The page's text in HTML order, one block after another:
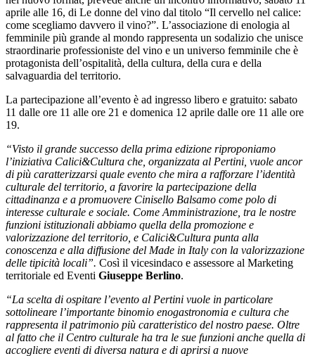
aprile alle 16, di Le donne del vino dal titolo “Il cervello nel calice:
come scegliamo davvero il vino?”. L’associazione di enologia al
femminile più grande al mondo rappresenta un sodalizio che unisce
straordinarie professioniste del vino e un universo femminile che è
protagonista dell’ospitalità, della cultura, della cura e della
salvaguardia del territorio.
La partecipazione all’evento è ad ingresso libero e gratuito: sabato
11 dalle ore 11 alle ore 21 e domenica 12 aprile dalle ore 11 alle ore
19.
“Visto il grande successo della prima edizione riproponiamo
l’iniziativa Calici&Cultura che, organizzata al Pertini, vuole ancor
di più caratterizzarsi quale evento che mira a rafforzare l’identità
culturale del territorio, a favorire la partecipazione della
cittadinanza e a promuovere Cinisello Balsamo come polo di
interesse culturale e sociale. Come Amministrazione, tra le nostre
funzioni istituzionali abbiamo quella della promozione e
valorizzazione del territorio, e Calici&Cultura punta alla
conoscenza e alla diffusione del Made in Italy con la valorizzazione
delle tipicità locali”. Così il vicesindaco e assessore al Marketing
territoriale ed Eventi Giuseppe Berlino.
“La scelta di ospitare l’evento al Pertini vuole in particolare
sottolineare l’importante binomio enogastronomia e cultura che
rappresenta il patrimonio più caratteristico del nostro paese. Oltre
al fatto che il Centro culturale ha tra le sue funzioni anche quella di
accogliere eventi di diversa natura e di aprirsi a nuove